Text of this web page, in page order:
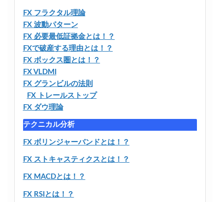
FX フラクタル理論
FX 波動パターン
FX 必要最低証拠金とは！？
FXで破産する理由とは！？
FX ボックス圏とは！？
FX VLDMI
FX グランビルの法則
FX トレールストップ
FX ダウ理論
テクニカル分析
FX ボリンジャーバンドとは！？
FX ストキャスティクスとは！？
FX MACDとは！？
FX RSIとは！？